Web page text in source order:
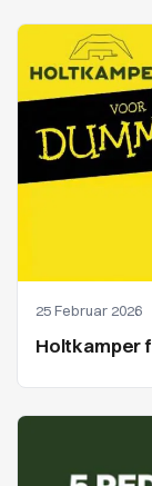
25 Februar 2026
Holtkamper